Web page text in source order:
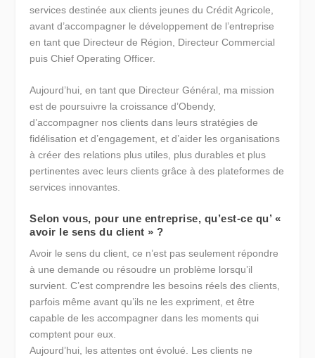
services destinée aux clients jeunes du Crédit Agricole,
avant d’accompagner le développement de l’entreprise
en tant que Directeur de Région, Directeur Commercial
puis Chief Operating Officer.
Aujourd’hui, en tant que Directeur Général, ma mission
est de poursuivre la croissance d’Obendy,
d’accompagner nos clients dans leurs stratégies de
fidélisation et d’engagement, et d’aider les organisations
à créer des relations plus utiles, plus durables et plus
pertinentes avec leurs clients grâce à des plateformes de
services innovantes.
Selon vous, pour une entreprise, qu’est-ce qu’ «
avoir le sens du client » ?
Avoir le sens du client, ce n’est pas seulement répondre
à une demande ou résoudre un problème lorsqu’il
survient. C’est comprendre les besoins réels des clients,
parfois même avant qu’ils ne les expriment, et être
capable de les accompagner dans les moments qui
comptent pour eux.
Aujourd’hui, les attentes ont évolué. Les clients ne